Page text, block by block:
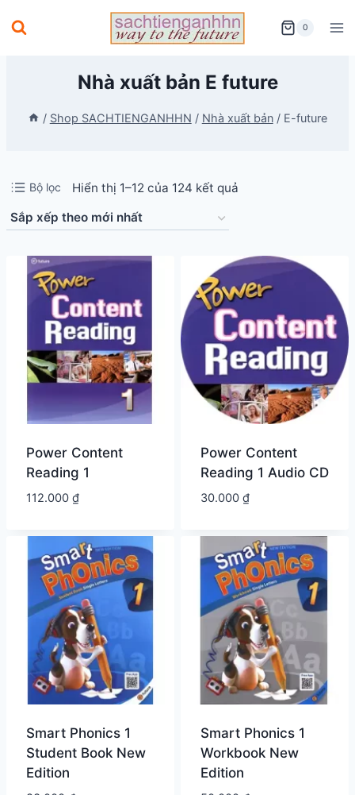
to
0
Nhà xuất bản E future
/ Shop SACHTIENGANHHN / Nhà xuất bản / E-future
Bộ lọc Hiển thị 1–12 của 124 kết quảĐã
theo
mới
Power Content
Reading 1
112.000 ₫
Power Content
Reading 1 Audio CD
30.000 ₫
Smart Phonics 1
Student Book New
Edition
Smart Phonics 1
Workbook New
Edition